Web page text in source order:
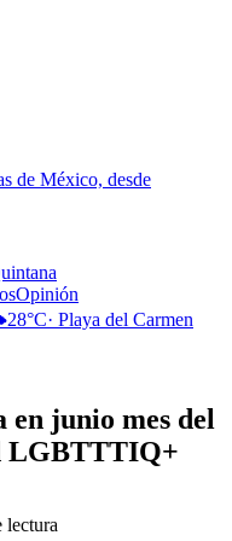
de México, desde
Opinión
28°C· Playa del Carmen
en junio mes del
LGBTTTIQ+
lectura